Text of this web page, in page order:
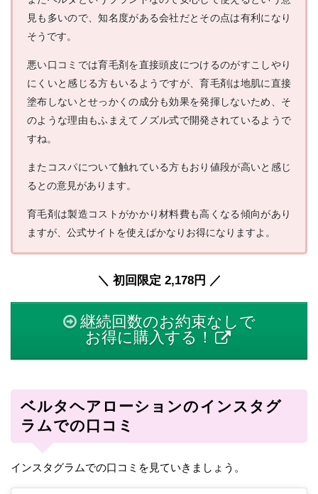
見も多いので、知名度がある会社だとその点は有利になり
そうです。
悪い口コミでは育毛剤を直接頭皮につけるのがすこしやり
にくいと感じる方もいるようですが、育毛剤は地肌に直接
塗布しないとせっかくの成分も効果を発揮しないため、そ
のような理由もふまえてノズル式で開発されているようで
すね。
またコスパについて触れている方もおり値段が高いと感じ
るとの意見があります。
育毛剤は製造コストがかかり材料費も高くなる傾向があり
ますが、公式サイトを使えばかなりお得になりますよ。
＼ 初回限定 2,178円 ／
継続回数のお約束なしで
お得に購入する！
ベルタヘアローションのインスタグ
ラムでの口コミ
インスタグラムでの口コミを見ていきましょう。